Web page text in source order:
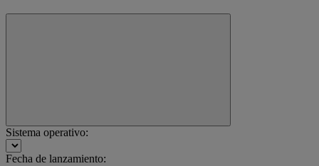
Sistema operativo:
Fecha de lanzamiento: